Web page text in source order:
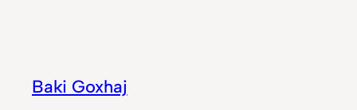
Baki Goxhaj